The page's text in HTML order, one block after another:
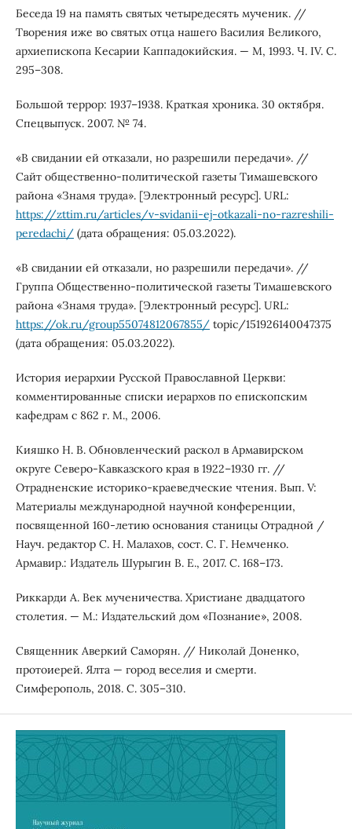
Беседа 19 на память святых четыредесять мученик. //
Творения иже во святых отца нашего Василия Великого,
архиепископа Кесарии Каппадокийския. — М, 1993. Ч. IV. С.
295–308.
Большой террор: 1937–1938. Краткая хроника. 30 октября.
Спецвыпуск. 2007. № 74.
«В свидании ей отказали, но разрешили передачи». //
Сайт общественно-политической газеты Тимашевского
района «Знамя труда». [Электронный ресурс]. URL:
https://zttim.ru/articles/v-svidanii-ej-otkazali-no-razreshili-
peredachi/(дата обращения: 05.03.2022).
«В свидании ей отказали, но разрешили передачи». //
Группа Общественно-политической газеты Тимашевского
района «Знамя труда». [Электронный ресурс]. URL:
https://ok.ru/group55074812067855/topic/151926140047375
(дата обращения: 05.03.2022).
История иерархии Русской Православной Церкви:
комментированные списки иерархов по епископским
кафедрам с 862 г. М., 2006.
Кияшко Н. В. Обновленческий раскол в Армавирском
округе Северо-Кавказского края в 1922–1930 гг. //
Отрадненские историко-краеведческие чтения. Вып. V:
Материалы международной научной конференции,
посвященной 160-летию основания станицы Отрадной /
Науч. редактор С. Н. Малахов, сост. С. Г. Немченко.
Армавир.: Издатель Шурыгин В. Е., 2017. С. 168–173.
Риккарди А. Век мученичества. Христиане двадцатого
столетия. — М.: Издательский дом «Познание», 2008.
Священник Аверкий Саморян. // Николай Доненко,
протоиерей. Ялта — город веселия и смерти.
Симферополь, 2018. С. 305–310.